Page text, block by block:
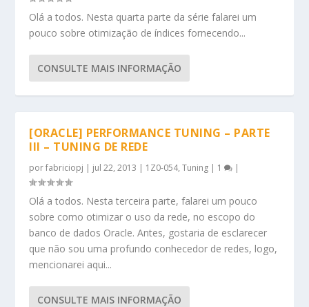
Olá a todos. Nesta quarta parte da série falarei um
pouco sobre otimização de índices fornecendo...
CONSULTE MAIS INFORMAÇÃO
[ORACLE] PERFORMANCE TUNING – PARTE
III – TUNING DE REDE
porfabriciopj | jul 22, 2013 | 1Z0-054,Tuning | 1 |
Olá a todos. Nesta terceira parte, falarei um pouco
sobre como otimizar o uso da rede, no escopo do
banco de dados Oracle. Antes, gostaria de esclarecer
que não sou uma profundo conhecedor de redes, logo,
mencionarei aqui...
CONSULTE MAIS INFORMAÇÃO